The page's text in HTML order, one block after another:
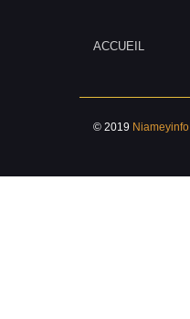
ACCUEIL
© 2019 Niameyinfo